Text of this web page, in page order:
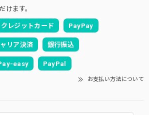
けます。
クレジットカード PayPay
リア決済 銀行振込
easy PayPal
お支払い方法について